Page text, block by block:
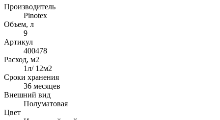
Производитель
Pinotex
Объем, л
9
Артикул
400478
Расход, м2
1л/ 12м2
Сроки хранения
36 месяцев
Внешний вид
Полуматовая
Цвет